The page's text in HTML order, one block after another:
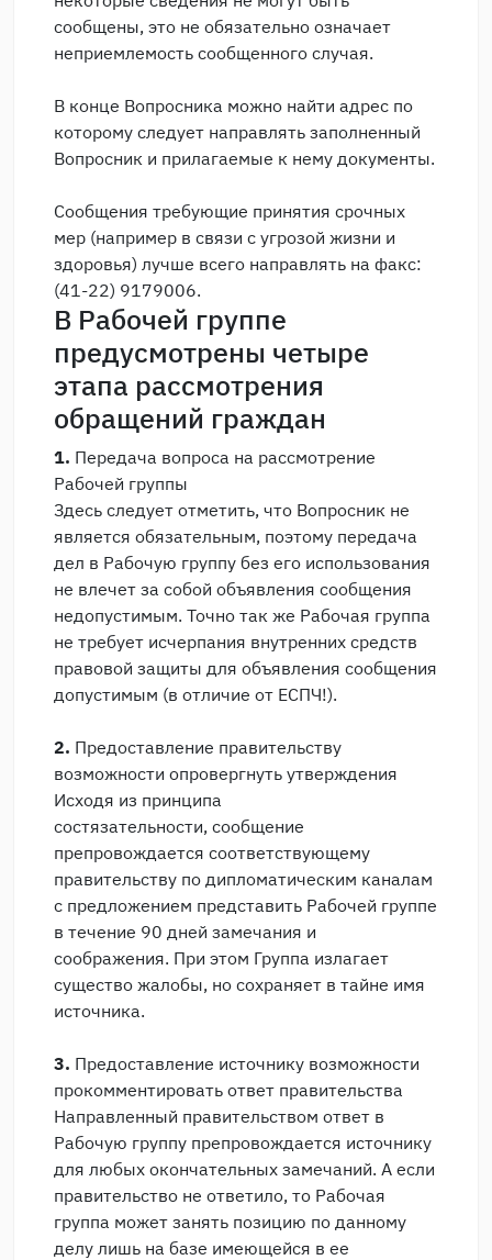
сообщены, это не обязательно означает
неприемлемость сообщенного случая.
В конце Вопросника можно найти адрес по
которому следует направлять заполненный
Вопросник и прилагаемые к нему документы.
Сообщения требующие принятия срочных
мер (например в связи с угрозой жизни и
здоровья) лучше всего направлять на факс:
(41-22) 9179006.
В Рабочей группе
предусмотрены четыре
этапа рассмотрения
обращений граждан
1. Передача вопроса на рассмотрение
Рабочей группы
Здесь следует отметить, что Вопросник не
является обязательным, поэтому передача
дел в Рабочую группу без его использования
не влечет за собой объявления сообщения
недопустимым. Точно так же Рабочая группа
не требует исчерпания внутренних средств
правовой защиты для объявления сообщения
допустимым (в отличие от ЕСПЧ!).
2. Предоставление правительству
возможности опровергнуть утверждения
Исходя из принципа
состязательности, сообщение
препровождается соответствующему
правительству по дипломатическим каналам
с предложением представить Рабочей группе
в течение 90 дней замечания и
соображения. При этом Группа излагает
существо жалобы, но сохраняет в тайне имя
источника.
3. Предоставление источнику возможности
прокомментировать ответ правительства
Направленный правительством ответ в
Рабочую группу препровождается источнику
для любых окончательных замечаний. А если
правительство не ответило, то Рабочая
группа может занять позицию по данному
делу лишь на базе имеющейся в ее